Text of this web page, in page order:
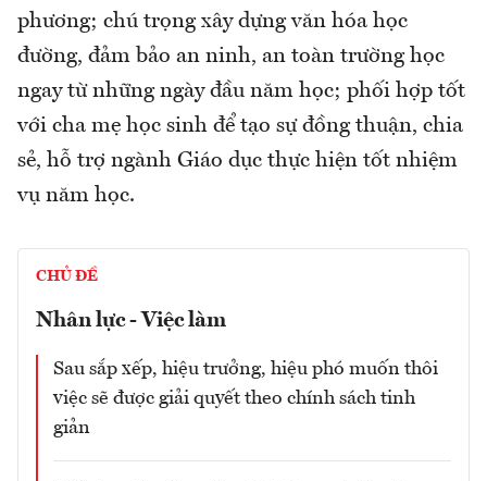
phương; chú trọng xây dựng văn hóa học
đường, đảm bảo an ninh, an toàn trường học
ngay từ những ngày đầu năm học; phối hợp tốt
với cha mẹ học sinh để tạo sự đồng thuận, chia
sẻ, hỗ trợ ngành Giáo dục thực hiện tốt nhiệm
vụ năm học.
CHỦ ĐỀ
Nhân lực - Việc làm
Sau sắp xếp, hiệu trưởng, hiệu phó muốn thôi
việc sẽ được giải quyết theo chính sách tinh
giản